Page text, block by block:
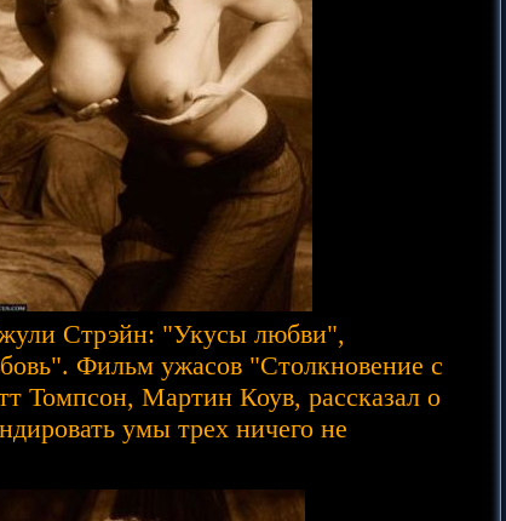
Стрэйн: "Укусы любви",
Фильм ужасов "Столкновение с
Томпсон, Мартин Коув, рассказал о
умы трех ничего не